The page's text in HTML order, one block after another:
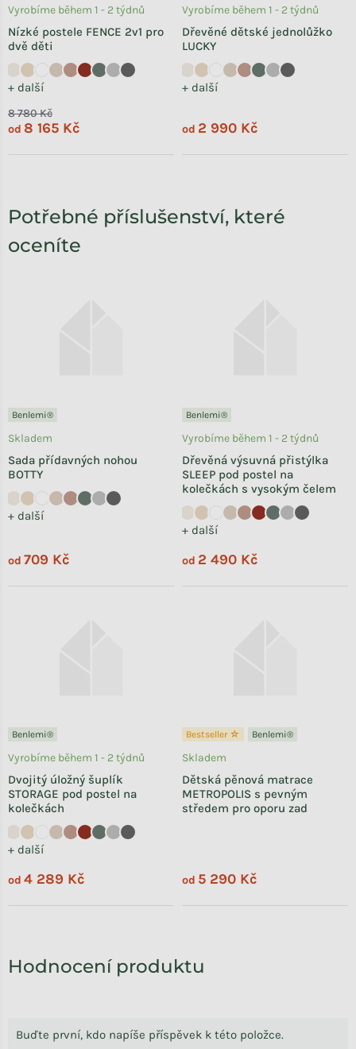
Nízké postele FENCE 2v1 pro
dvě děti
+ další
Vyrobíme během 1 - 2 týdnů
8 780 Kč
od 8 165 Kč
Dřevěné dětské jednolůžko
LUCKY
+ další
Vyrobíme během 1 - 2 týdnů
od 2 990 Kč
Hodnocení produktu
Buďte první, kdo napíše příspěvek k této položce.
Potřebné příslušenství, které
oceníte
Benlemi®
Sada přídavných nohou
BOTTY
+ další
Skladem
od 709 Kč
Benlemi®
Dřevěná výsuvná přistýlka
SLEEP pod postel na
kolečkách s vysokým čelem
+ další
Vyrobíme během 1 - 2 týdnů
od 2 490 Kč
Benlemi®
Dvojitý úložný šuplík
STORAGE pod postel na
kolečkách
+ další
Vyrobíme během 1 - 2 týdnů
od 4 289 Kč
Bestseller ☆ Benlemi®
Dětská pěnová matrace
METROPOLIS s pevným
středem pro oporu zad
Skladem
od 5 290 Kč